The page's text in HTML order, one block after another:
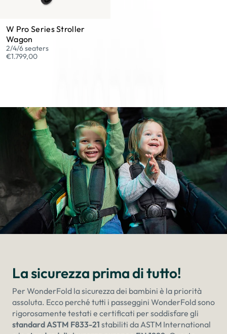
W Pro Series Stroller
Wagon
2/4/6 seaters
€1.799,00
La sicurezza prima di tutto!
Per WonderFold la sicurezza dei bambini è la priorità
assoluta. Ecco perché tutti i passeggini WonderFold sono
rigorosamente testati e certificati per soddisfare gli
standard ASTM F833-21 stabiliti da ASTM International